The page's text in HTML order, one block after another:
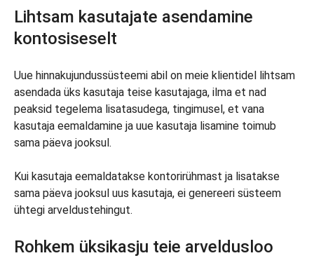
Lihtsam kasutajate asendamine
kontosiseselt
Uue hinnakujundussüsteemi abil on meie klientidel lihtsam
asendada üks kasutaja teise kasutajaga, ilma et nad
peaksid tegelema lisatasudega, tingimusel, et vana
kasutaja eemaldamine ja uue kasutaja lisamine toimub
sama päeva jooksul.
Kui kasutaja eemaldatakse kontorirühmast ja lisatakse
sama päeva jooksul uus kasutaja, ei genereeri süsteem
ühtegi arveldustehingut.
Rohkem üksikasju teie arveldusloo